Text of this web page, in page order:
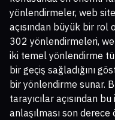
yönlendirmeler, web
açısından büyük bir rol
302 yönlendirmeleri,
iki temel yönlendirme
bir geçiş sağladığını
bir yönlendirme sunar.
tarayıcılar açısından
anlaşılması son